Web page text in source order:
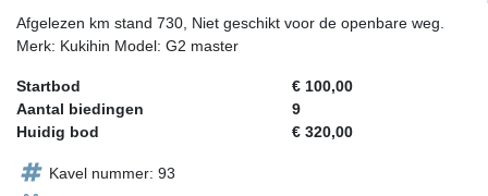
Afgelezen km stand 730, Niet geschikt voor de openbare weg.
Merk: Kukihin Model: G2 master
Startbod
€ 100,00
Aantal biedingen
9
Huidig bod
€ 320,00
Kavel nummer: 93